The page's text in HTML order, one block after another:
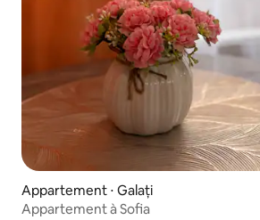
Appartement ⋅ Galați
Appartement à Sofia